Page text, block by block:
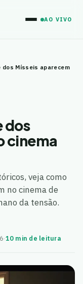
AO VIVO
dos Mísseis aparecem
dos
cinema
veja como
no cinema de
da tensão.
·10 min de leitura